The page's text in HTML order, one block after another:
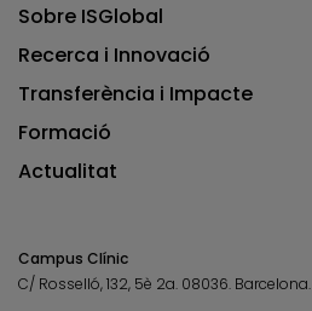
Sobre ISGlobal
Recerca i Innovació
Transferència i Impacte
Formació
Actualitat
Campus Clínic
C/ Rosselló, 132, 5è 2a. 08036. Barcelona.